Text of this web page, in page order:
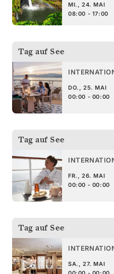
MI., 24. MAI
08:00 - 17:00
Tag auf See
DO., 25. MAI
00:00 - 00:00
Tag auf See
FR., 26. MAI
00:00 - 00:00
Tag auf See
SA., 27. MAI